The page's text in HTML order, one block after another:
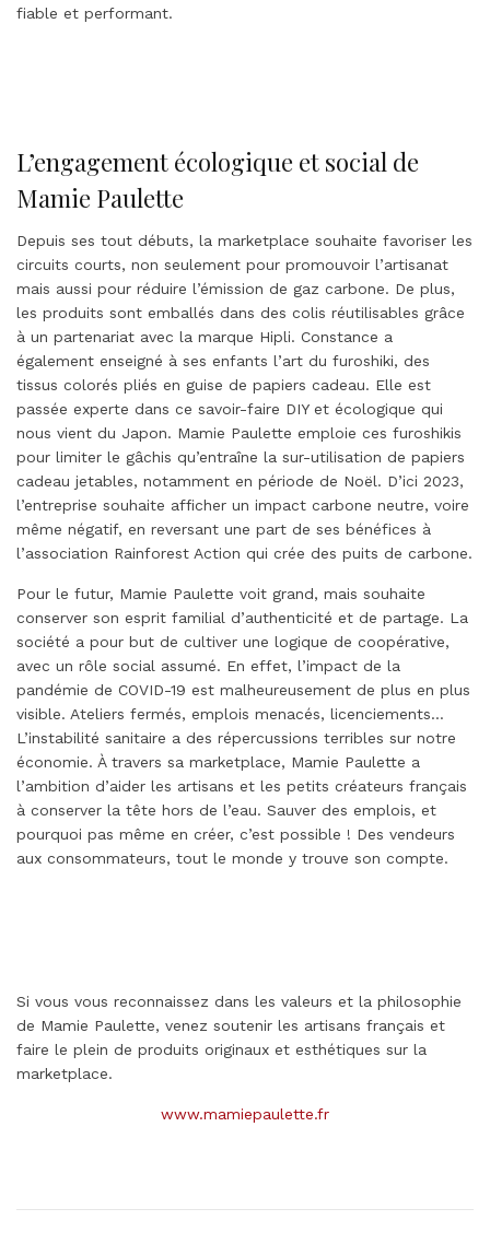
fiable et performant.
L’engagement écologique et social de
Mamie Paulette
Depuis ses tout débuts, la marketplace souhaite favoriser les
circuits courts, non seulement pour promouvoir l’artisanat
mais aussi pour réduire l’émission de gaz carbone. De plus,
les produits sont emballés dans des colis réutilisables grâce
à un partenariat avec la marque Hipli. Constance a
également enseigné à ses enfants l’art du furoshiki, des
tissus colorés pliés en guise de papiers cadeau. Elle est
passée experte dans ce savoir-faire DIY et écologique qui
nous vient du Japon. Mamie Paulette emploie ces furoshikis
pour limiter le gâchis qu’entraîne la sur-utilisation de papiers
cadeau jetables, notamment en période de Noël. D’ici 2023,
l’entreprise souhaite afficher un impact carbone neutre, voire
même négatif, en reversant une part de ses bénéfices à
l’association Rainforest Action qui crée des puits de carbone.
Pour le futur, Mamie Paulette voit grand, mais souhaite
conserver son esprit familial d’authenticité et de partage. La
société a pour but de cultiver une logique de coopérative,
avec un rôle social assumé. En effet, l’impact de la
pandémie de COVID-19 est malheureusement de plus en plus
visible. Ateliers fermés, emplois menacés, licenciements…
L’instabilité sanitaire a des répercussions terribles sur notre
économie. À travers sa marketplace, Mamie Paulette a
l’ambition d’aider les artisans et les petits créateurs français
à conserver la tête hors de l’eau. Sauver des emplois, et
pourquoi pas même en créer, c’est possible ! Des vendeurs
aux consommateurs, tout le monde y trouve son compte.
Si vous vous reconnaissez dans les valeurs et la philosophie
de Mamie Paulette, venez soutenir les artisans français et
faire le plein de produits originaux et esthétiques sur la
marketplace.
www.mamiepaulette.fr